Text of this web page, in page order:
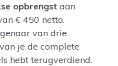
opbrengst aan
€ 450 netto.
van drie
je de complete
hebt terugverdiend.